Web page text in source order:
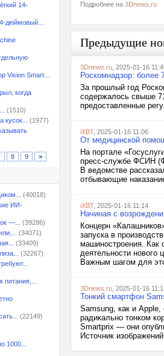
14-
дюймовый...
Vision Smart...
когда
(1510)
кусок...
(1977)
8 9 >
(40018)
ИИ-
—...
(39286)
(34071)
(33409)
(32267)
питания,...
(22149)
1000...
Подробнее на 3Dnews.ru
Предыдущие
3Dnews.ru , 2025-01-16
Роскомнадзор: более
За прошлый год
содержалось свыше
предоставленные
iXBT, 2025-01-16 11:06
От медицинской
На портале
пресс-службе ФСИН
В ведомстве
отбывающие
iXBT, 2025-01-16 11:14
Начиная с
Концерн
запуска в
машиностроения. Как
деятельности нового
Важным шагом для
3Dnews.ru , 2025-01-16
Тонкий смартфон
Samsung, как и
радикально тонком
Smartprix — они
Источник